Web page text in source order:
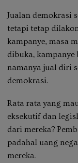
Jualan demokrasi
tetapi tetap
kampanye, masa
dibuka,
namanya jual diri
demokrasi.
Rata rata yang
eksekutif dan
dari mereka?
padahal uang
mereka.